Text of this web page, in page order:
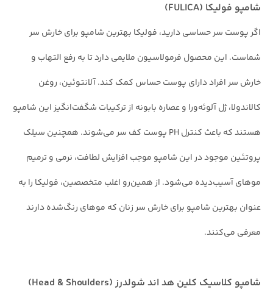
شامپو فولیکا (FULICA)
اگر پوست سر حساسی دارید، فولیکا بهترین شامپو برای خارش سر
شماست. این محصول فرمولاسیون ملایمی دارد تا به رفع التهاب و
خارش سر افراد دارای پوست حساس کمک کند. آلانتوئین، روغن
کالاندولا، ژل آلوئه‌ورا و عصاره بابونه از ترکیبات شگفت‌انگیز این شامپو
هستند که باعث کنترل PH پوست کف سر می‌شوند. همچنین سیلک
پروتئین موجود در این شامپو موجب افزایش لطافت، نرمی و ترمیم
موهای آسیب‌دیده می‌شود. از همین‌رو اغلب متخصصین، فولیکا را به
عنوان بهترین شامپو برای خارش سر زنان که موهای رنگ‌شده دارند
معرفی می‌کنند.
شامپو کلاسیک کلین هد اند شولدرز (Head & Shoulders)